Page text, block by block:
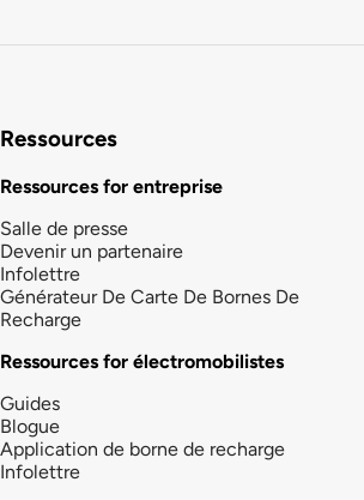
Ressources
Ressources for entreprise
Salle de presse
Devenir un partenaire
Infolettre
Générateur De Carte De Bornes De
Recharge
Ressources for électromobilistes
Guides
Blogue
Application de borne de recharge
Infolettre